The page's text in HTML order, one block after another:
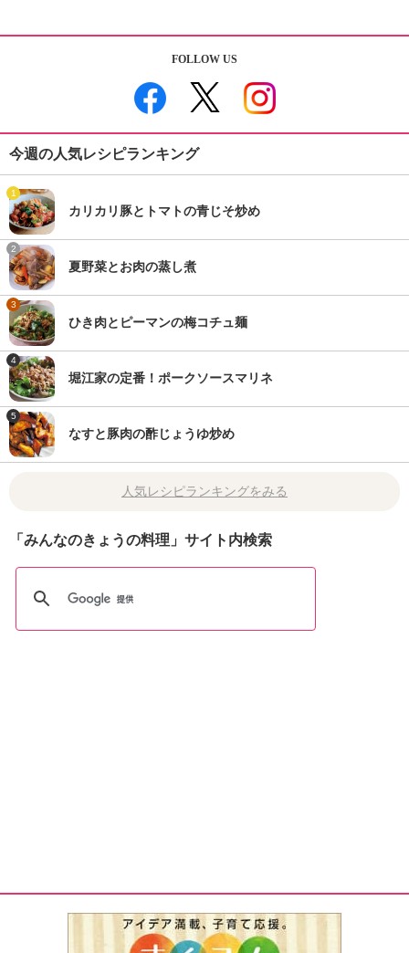
FOLLOW US
今週の人気レシピランキング
1
カリカリ豚とトマトの青じそ炒め
2
夏野菜とお肉の蒸し煮
3
ひき肉とピーマンの梅コチュ麺
4
堀江家の定番！ポークソースマリネ
5
なすと豚肉の酢じょうゆ炒め
人気レシピランキングをみる
「みんなのきょうの料理」サイト内検索